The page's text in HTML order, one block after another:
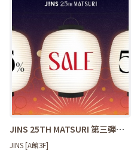
JINS 25TH MATSURI 第三弾スタート！
JINS [A館3F]